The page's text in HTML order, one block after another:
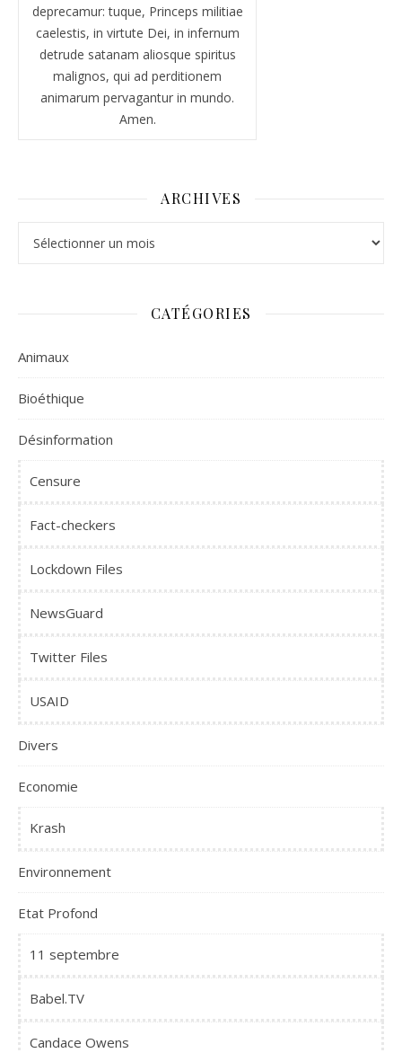
deprecamur: tuque, Princeps militiae
caelestis, in virtute Dei, in infernum
detrude satanam aliosque spiritus
malignos, qui ad perditionem
animarum pervagantur in mundo.
Amen.
ARCHIVES
CATÉGORIES
Animaux
Bioéthique
Désinformation
Censure
Fact-checkers
Lockdown Files
NewsGuard
Twitter Files
USAID
Divers
Economie
Krash
Environnement
Etat Profond
11 septembre
Babel.TV
Candace Owens